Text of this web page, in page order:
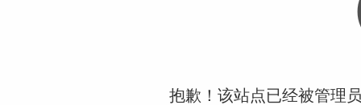
抱歉！该站点已经被管理